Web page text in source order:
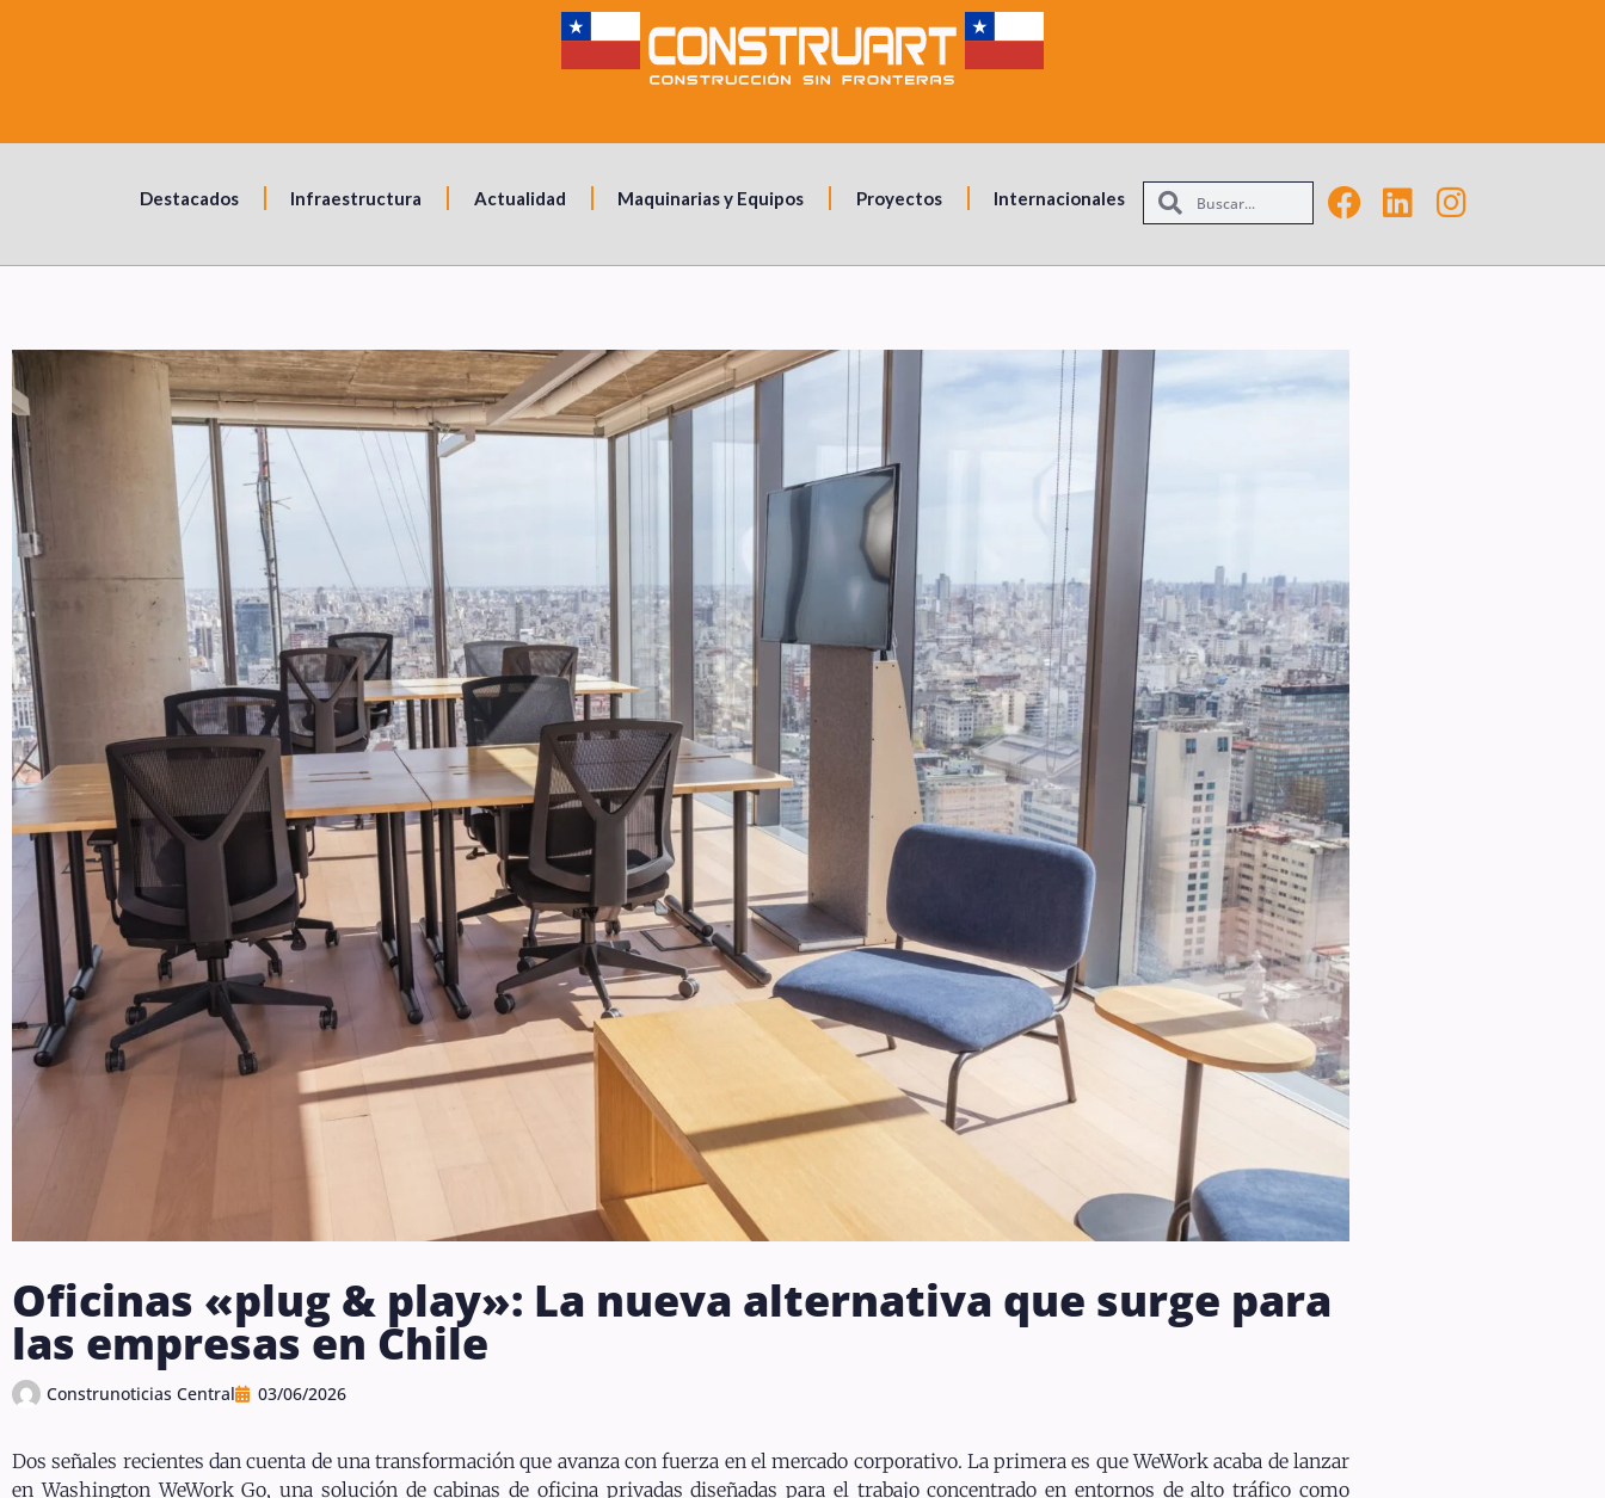
Destacados Infraestructura Actualidad Maquinarias y Equipos Proyectos Internacionales
Oficinas «plug & play»: La nueva alternativa que surge para
las empresas en Chile
Construnoticias Central 03/06/2026
Dos señales recientes dan cuenta de una transformación que avanza con fuerza en el mercado corporativo. La primera es que WeWork acaba de lanzar
en Washington WeWork Go, una solución de cabinas de oficina privadas diseñadas para el trabajo concentrado en entornos de alto tráfico como